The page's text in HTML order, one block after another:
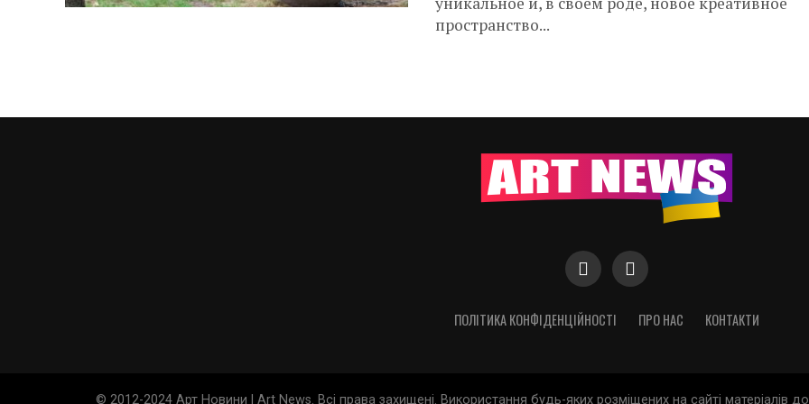
пространство...
ПОЛІТИКА КОНФІДЕНЦІЙНОСТІ ПРО НАС КОНТАКТИ
© 2012-2024 Арт Новини | Art News. Всі права захищені. Використання будь-яких розміщених на сайті матеріалів